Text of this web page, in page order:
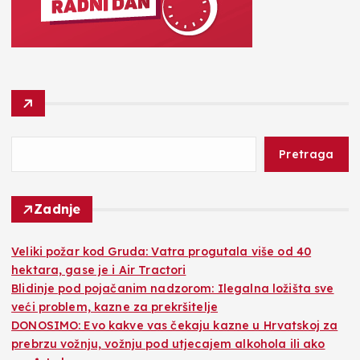
Pretraga
Zadnje
Veliki požar kod Gruda: Vatra progutala više od 40
hektara, gase je i Air Tractori
Blidinje pod pojačanim nadzorom: Ilegalna ložišta sve
veći problem, kazne za prekršitelje
DONOSIMO: Evo kakve vas čekaju kazne u Hrvatskoj za
prebrzu vožnju, vožnju pod utjecajem alkohola ili ako